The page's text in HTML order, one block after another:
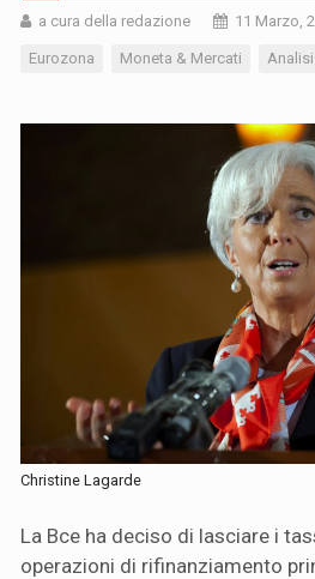
a cura della redazione 11 Marzo,
Eurozona Moneta & Mercati
Christine Lagarde
La Bce ha deciso di lasciare i
operazioni di rifinanziamento